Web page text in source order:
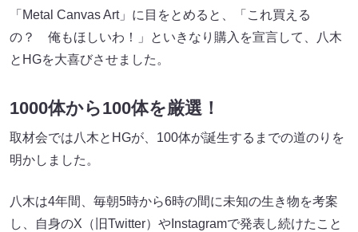
「Metal Canvas Art」に目をとめると、「これ買える
の？ 俺もほしいわ！」といきなり購入を宣言して、八木
とHGを大喜びさせました。
1000体から100体を厳選！
取材会では八木とHGが、100体が誕生するまでの道のりを
明かしました。
八木は4年間、毎朝5時から6時の間に未知の生き物を考案
し、自身のX（旧Twitter）やInstagramで発表し続けたこと